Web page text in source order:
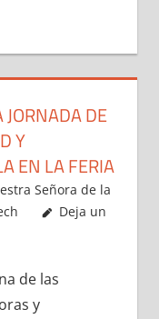
DE
Y
EN LA FERIA
Señora de la
Deja un
de las
y